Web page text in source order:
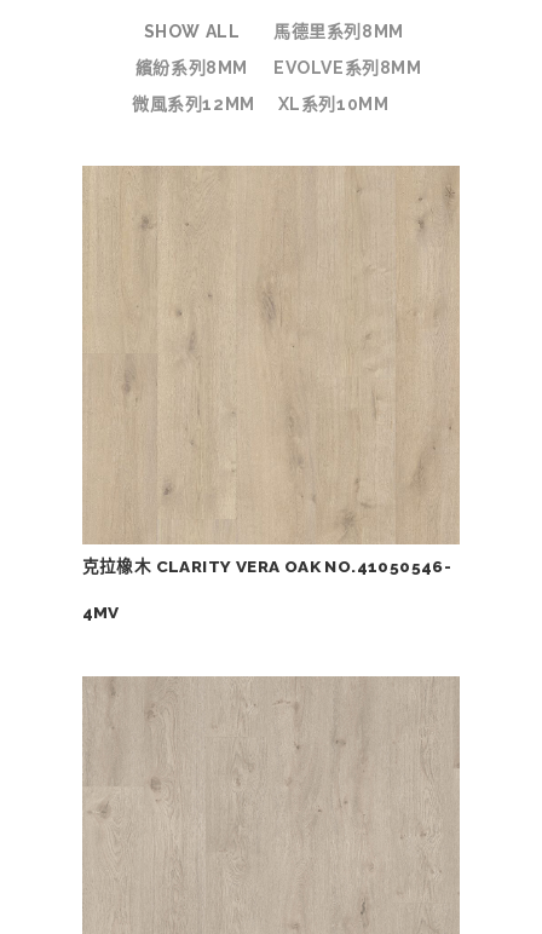
SHOW ALL
馬德里系列8MM
繽紛系列8MM
EVOLVE系列8MM
微風系列12MM
XL系列10MM
克拉橡木 CLARITY VERA OAK NO.41050546-
4MV